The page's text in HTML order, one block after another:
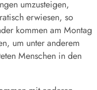
umzusteigen,
erwiesen, so
kommen am Montag
um unter anderem
Menschen in den